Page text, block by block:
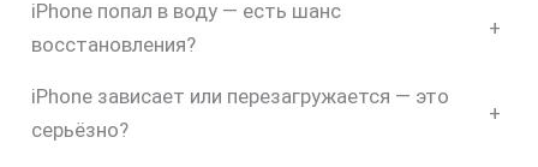
iPhone попал в воду — есть шанс
восстановления?
+
iPhone зависает или перезагружается — это
серьёзно?
+